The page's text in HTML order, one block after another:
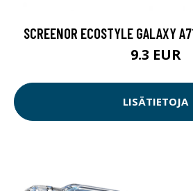
SCREENOR ECOSTYLE GALAXY
9.3 EUR
LISÄTIETOJA